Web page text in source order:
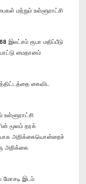
மற்றும் உள்ளூராட்சி
இலட்சம் ரூபா மதிப்பீடு
மைதானம்
கைவிட
உள்ளூராட்சி
மூலம் தரக்
அறிக்கையொன்றைச்
அறிக்கை
மோசடி இடம்